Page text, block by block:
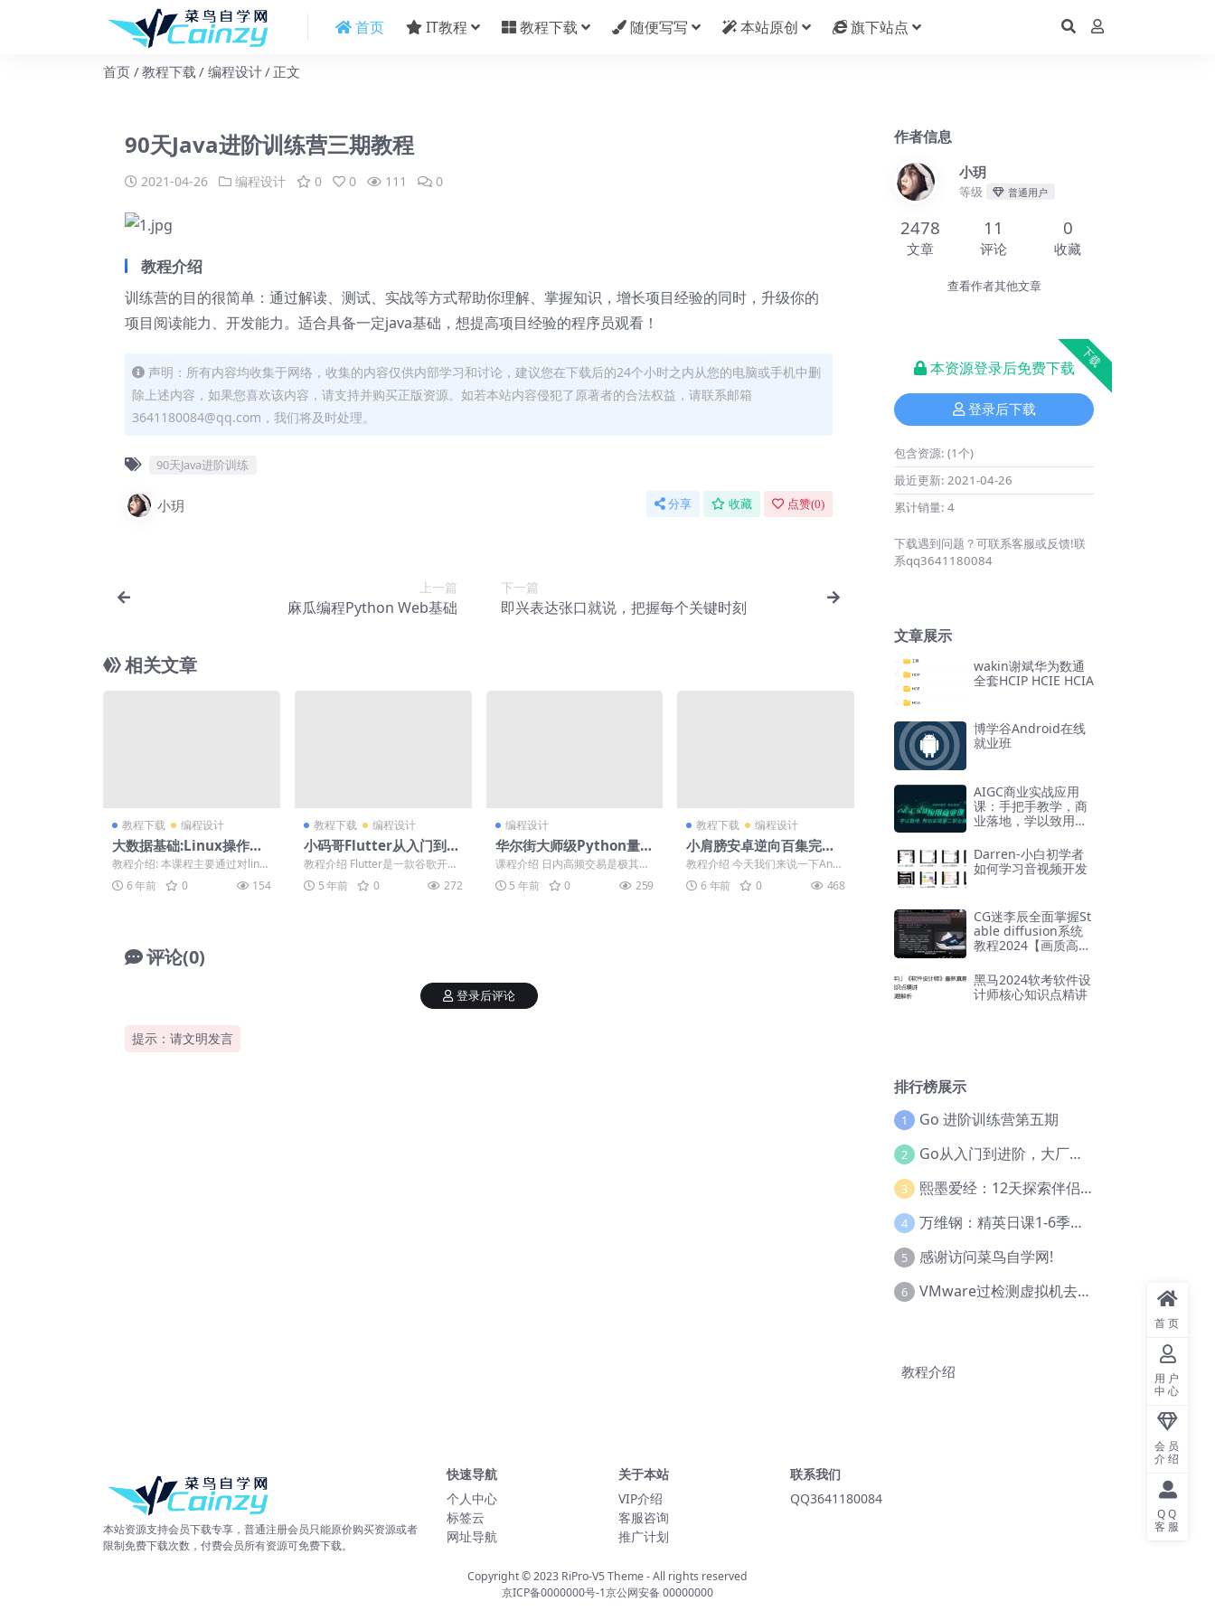
首页 IT教程 教程下载 随便写写 本站原创 旗下站点
首页 教程下载 编程设计 正文
90天Java进阶训练营三期教程
2021-04-26 编程设计 0 0 111 0
教程介绍
训练营的目的很简单：通过解读、测试、实战等方式帮助你理解、掌握知识，增长项目经验的同时，升级你的
项目阅读能力、开发能力。适合具备一定java基础，想提高项目经验的程序员观看！
声明：所有内容均收集于网络，收集的内容仅供内部学习和讨论，建议您在下载后的24个小时之内从您的电脑或手机中删
除上述内容，如果您喜欢该内容，请支持并购买正版资源。如若本站内容侵犯了原著者的合法权益，请联系邮箱
3641180084@qq.com，我们将及时处理。
90天Java进阶训练
小玥 分享 收藏 点赞(0)
上一篇
麻瓜编程Python Web基础
下一篇
即兴表达张口就说，把握每个关键时刻
相关文章
教程下载 编程设计
大数据基础:Linux操作基
础详解
教程介绍: 本课程主要通过对linu
x基础课程的详细讲解，让大家熟
练虚拟机的安装...
6 年前 0 154
教程下载 编程设计
小码哥Flutter从入门到实
战
教程介绍 Flutter是一款谷歌开源
的SDK，可跨平台为移动端、We
b端、桌面...
5 年前 0 272
编程设计
华尔街大师级Python量化
金融实战
课程介绍 日内高频交易是极其具
有挑战性的交易方法，而我们想
要通过科学与量化的方法...
5 年前 0 259
教程下载 编程设计
小肩膀安卓逆向百集完整
版
教程介绍 今天我们来说一下Andr
oid逆向，这玩意在日常工作中用
的比较少，但是...
6 年前 0 468
评论(0)
提示：请文明发言
登录后评论
作者信息
小玥
等级 普通用户
2478
文章
11
评论
0
收藏
查看作者其他文章
下载
本资源登录后免费下载
登录后下载
包含资源: (1个)
最近更新: 2021-04-26
累计销量: 4
下载遇到问题？可联系客服或反馈!联
系qq3641180084
文章展示
wakin谢斌华为数通
全套HCIP HCIE HCIA
博学谷Android在线
就业班
AIGC商业实战应用
课：手把手教学，商
业落地，学以致用，
Darren-小白初学者
如何学习音视频开发
CG迷李辰全面掌握St
able diffusion系统
教程2024【画质高清
黑马2024软考软件设
计师核心知识点精讲
排行榜展示
1 Go 进阶训练营第五期
2 Go从入门到进阶，大厂案例全流程实践(完结)
3 熙墨爱经：12天探索伴侣亲密度
4 万维钢：精英日课1-6季合集
5 感谢访问菜鸟自学网!
6 VMware过检测虚拟机去虚拟化教程(工具+基础+进阶)
教程介绍
本站资源支持会员下载专享，普通注册会员只能原价购买资源或者
限制免费下载次数，付费会员所有资源可免费下载。
快速导航
个人中心
标签云
网址导航
关于本站
VIP介绍
客服咨询
推广计划
联系我们
QQ3641180084
Copyright © 2023 RiPro-V5 Theme- All rights reserved
京ICP备0000000号-1京公网安备 00000000
首页
用户
中心
会员
介绍
QQ
客服